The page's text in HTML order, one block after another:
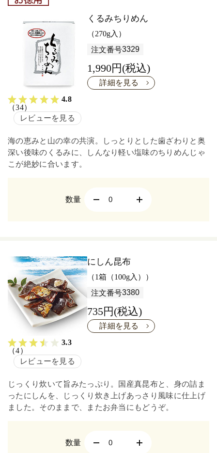
4.8
（34）
レビューを見る
くるみちりめん
（270g入）
注文番号3329
1,990円(税込)
詳細を見る
海の恵みと山の幸の共演。しっとりとした歯ざわりと奥
深い後味のくるみに、しんなり軽い塩味のちりめんじゃ
こが絶妙に合います。
数量
3.3
（4）
レビューを見る
にしん昆布
（1箱（100g入））
注文番号3380
735円(税込)
詳細を見る
じっくり炊いて旨みたっぷり。国産真昆布と、身の詰ま
ったにしんを、じっくり炊き上げあっさり風味に仕上げ
ました。そのままで、またお弁当にもどうぞ。
数量